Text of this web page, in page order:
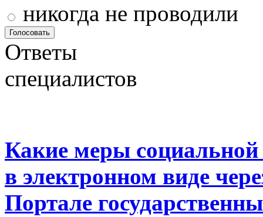
никогда не проводили
Ответы
специалистов
Какие меры
в электронном виде
Портале